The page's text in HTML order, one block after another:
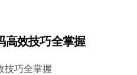
高效技巧全掌握
技巧全掌握